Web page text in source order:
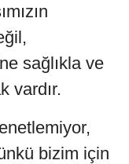
sağlıkla ve
vardır.
bizim için